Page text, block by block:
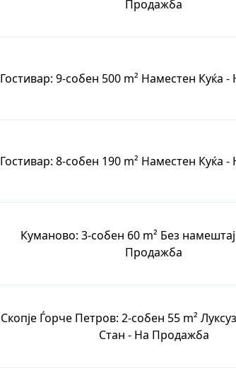
Продажба
Гостивар: 9-собен 500 m² Наместен Куќа
Гостивар: 8-собен 190 m² Наместен Куќа
Куманово: 3-собен 60 m² Без
Продажба
Скопје Ѓорче Петров: 2-собен 55 m²
Стан - На Продажба